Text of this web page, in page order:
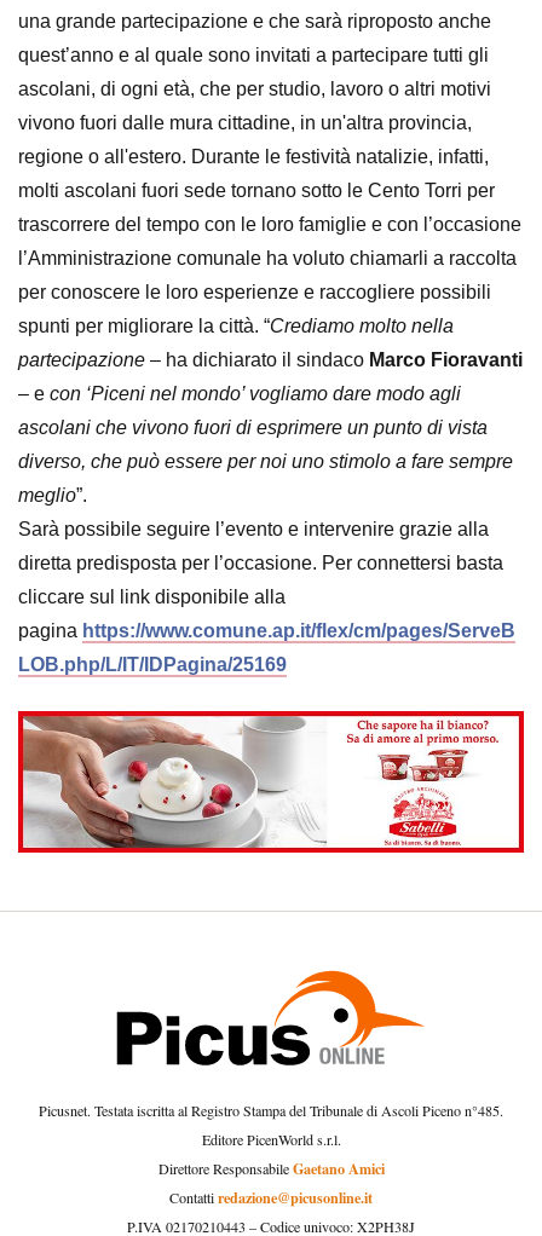
una grande partecipazione e che sarà riproposto anche
quest’anno e al quale sono invitati a partecipare tutti gli
ascolani, di ogni età, che per studio, lavoro o altri motivi
vivono fuori dalle mura cittadine, in un'altra provincia,
regione o all'estero. Durante le festività natalizie, infatti,
molti ascolani fuori sede tornano sotto le Cento Torri per
trascorrere del tempo con le loro famiglie e con l’occasione
l’Amministrazione comunale ha voluto chiamarli a raccolta
per conoscere le loro esperienze e raccogliere possibili
spunti per migliorare la città. “Crediamo molto nella
partecipazione – ha dichiarato il sindaco Marco Fioravanti
– e con ‘Piceni nel mondo’ vogliamo dare modo agli
ascolani che vivono fuori di esprimere un punto di vista
diverso, che può essere per noi uno stimolo a fare sempre
meglio”.
Sarà possibile seguire l’evento e intervenire grazie alla
diretta predisposta per l’occasione. Per connettersi basta
cliccare sul link disponibile alla
pagina https://www.comune.ap.it/flex/cm/pages/ServeB
LOB.php/L/IT/IDPagina/25169
Picusnet. Testata iscritta al Registro Stampa del Tribunale di Ascoli Piceno n°485.
Editore PicenWorld s.r.l.
Direttore ResponsabileGaetano Amici
Contattiredazione@picusonline.it
P.IVA 02170210443 – Codice univoco: X2PH38J